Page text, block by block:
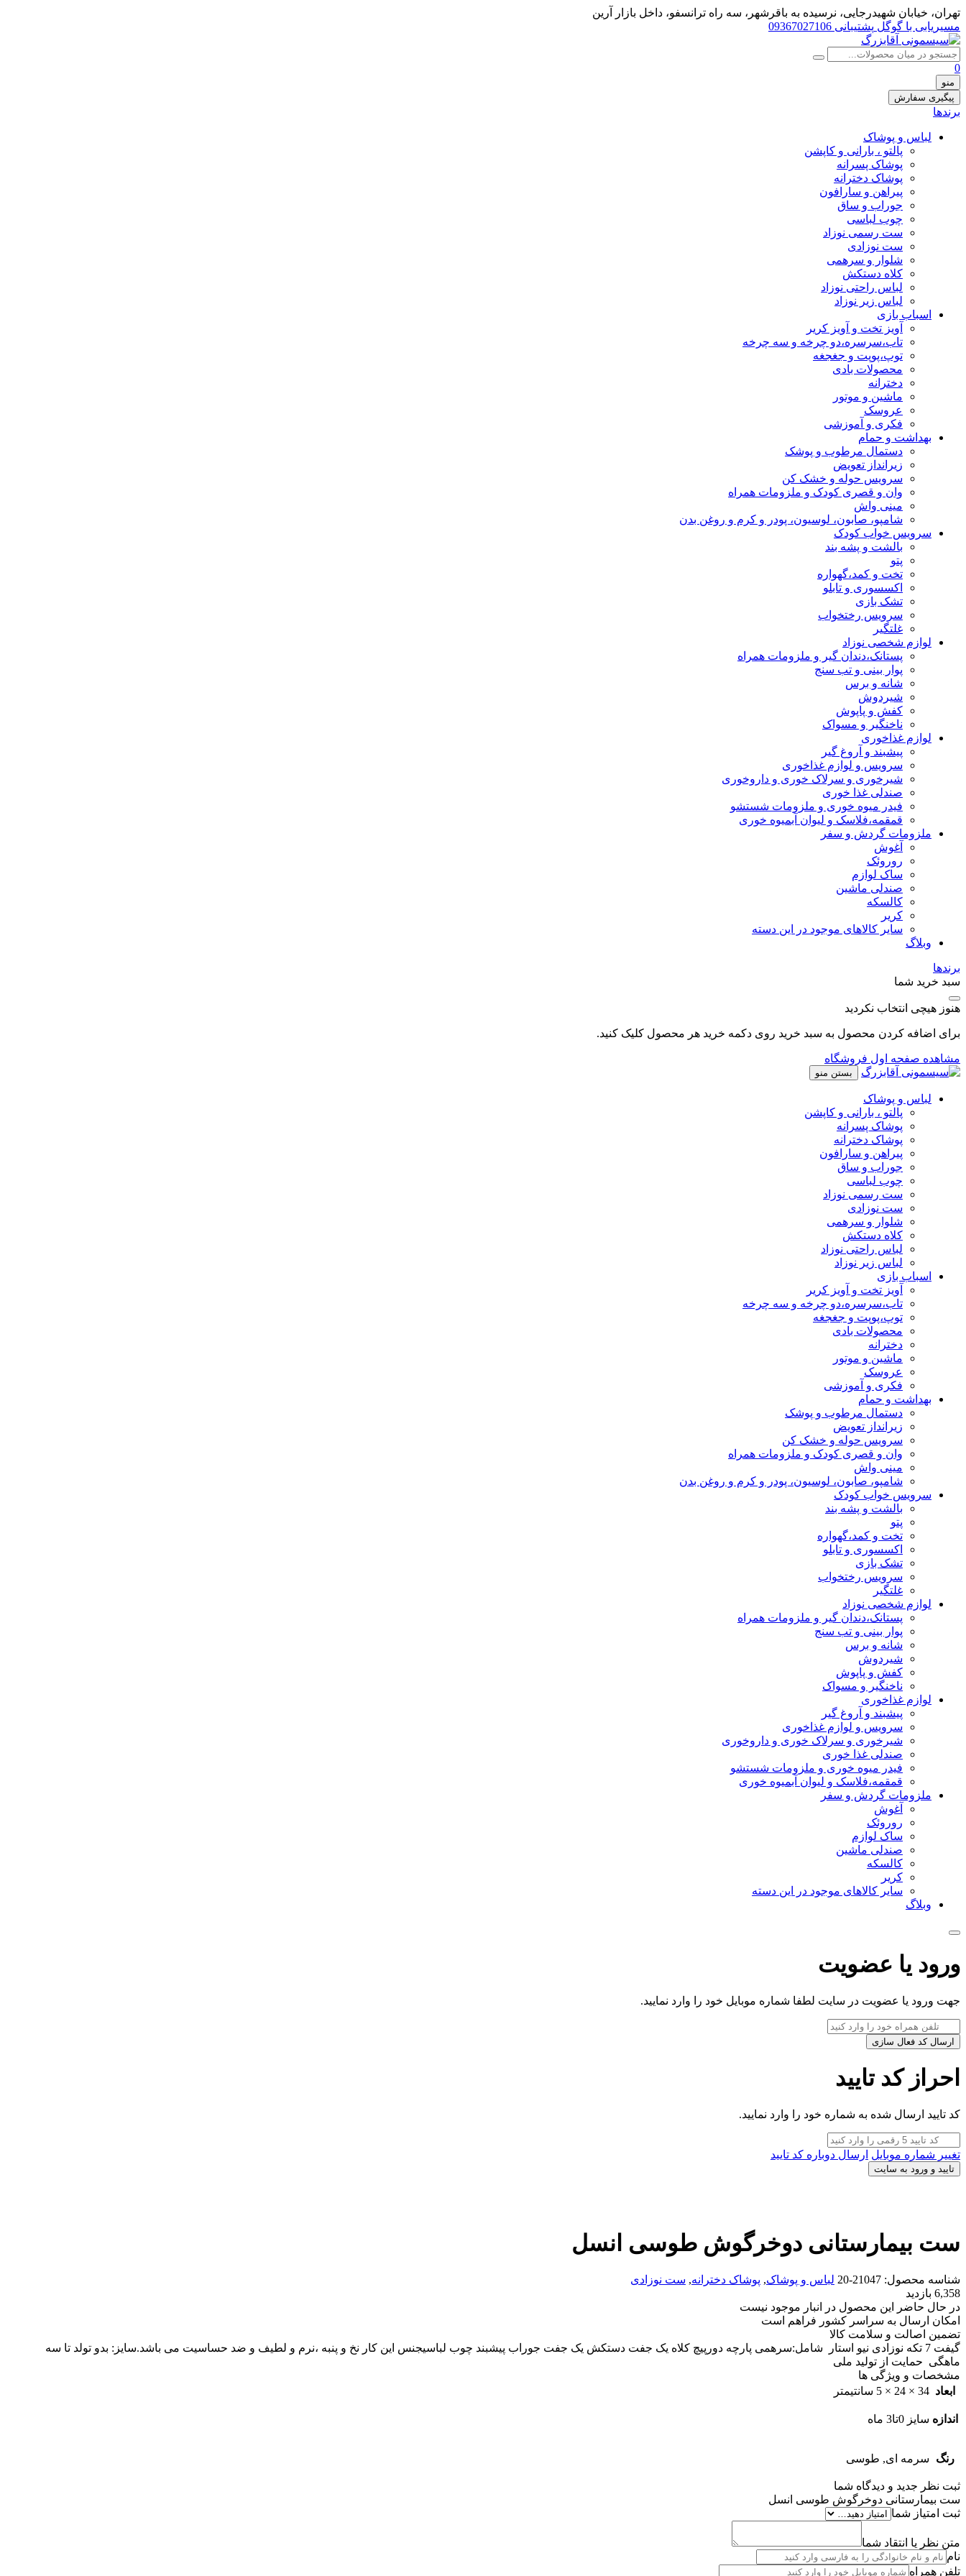
تهران، خيابان شهيدرجايى، نرسیده به باقرشهر، سه راه ترانسفو، داخل بازار آرین
مسیریابی با گوگل پشتیبانی 09367027106
0
منو
پیگیری سفارش
برندها
لباس و پوشاک
پالتو ، بارانی و کاپشن
پوشاک پسرانه
پوشاک دخترانه
پیراهن و سارافون
جوراب و ساق
چوب لباسی
ست رسمی نوزاد
ست نوزادی
شلوار و سرهمی
کلاه دستکش
لباس راحتی نوزاد
لباس زیر نوزاد
اسباب بازی
آویز تخت و آویز کریر
تاب،سرسره،دو چرخه و سه چرخه
توپ،پوپت و جغجغه
محصولات بادی
دخترانه
ماشین و موتور
عروسک
فکری و آموزشی
بهداشت و حمام
دستمال مرطوب و پوشک
زیرانداز تعویض
سرویس حوله و خشک کن
وان و قصری کودک و ملزومات همراه
مینی واش
شامپو، صابون، لوسیون، پودر و کرم و روغن بدن
سرویس خواب کودک
بالشت و پشه بند
پتو
تخت و کمد،گهواره
اکسسوری و تابلو
تشک بازی
سرویس رختخواب
غلتگیر
لوازم شخصی نوزاد
پستانک،دندان گیر و ملزومات همراه
پوار بینی و تب سنج
شانه و برس
شیردوش
کفش و پاپوش
ناخنگیر و مسواک
لوازم غذاخوری
پیشبند و آروغ گیر
سرویس و لوازم غذاخوری
شیرخوری و سرلاک خوری و داروخوری
صندلی غذا خوری
فیدر میوه خوری و ملزومات شستشو
قمقمه،فلاسک و لیوان آبمیوه خوری
ملزومات گردش و سفر
آغوش
روروئک
ساک لوازم
صندلی ماشین
کالسکه
کریر
سایر کالاهای موجود در این دسته
وبلاگ
برندها
سبد خرید شما
هنوز هیچی انتخاب نکردید
برای اضافه کردن محصول به سبد خرید روی دکمه خرید هر محصول کلیک کنید.
مشاهده صفحه اول فروشگاه
بستن منو
لباس و پوشاک
پالتو ، بارانی و کاپشن
پوشاک پسرانه
پوشاک دخترانه
پیراهن و سارافون
جوراب و ساق
چوب لباسی
ست رسمی نوزاد
ست نوزادی
شلوار و سرهمی
کلاه دستکش
لباس راحتی نوزاد
لباس زیر نوزاد
اسباب بازی
آویز تخت و آویز کریر
تاب،سرسره،دو چرخه و سه چرخه
توپ،پوپت و جغجغه
محصولات بادی
دخترانه
ماشین و موتور
عروسک
فکری و آموزشی
بهداشت و حمام
دستمال مرطوب و پوشک
زیرانداز تعویض
سرویس حوله و خشک کن
وان و قصری کودک و ملزومات همراه
مینی واش
شامپو، صابون، لوسیون، پودر و کرم و روغن بدن
سرویس خواب کودک
بالشت و پشه بند
پتو
تخت و کمد،گهواره
اکسسوری و تابلو
تشک بازی
سرویس رختخواب
غلتگیر
لوازم شخصی نوزاد
پستانک،دندان گیر و ملزومات همراه
پوار بینی و تب سنج
شانه و برس
شیردوش
کفش و پاپوش
ناخنگیر و مسواک
لوازم غذاخوری
پیشبند و آروغ گیر
سرویس و لوازم غذاخوری
شیرخوری و سرلاک خوری و داروخوری
صندلی غذا خوری
فیدر میوه خوری و ملزومات شستشو
قمقمه،فلاسک و لیوان آبمیوه خوری
ملزومات گردش و سفر
آغوش
روروئک
ساک لوازم
صندلی ماشین
کالسکه
کریر
سایر کالاهای موجود در این دسته
وبلاگ
ورود یا عضویت
جهت ورود یا عضویت در سایت لطفا شماره موبایل خود را وارد نمایید.
ارسال کد فعال سازی
احراز کد تایید
کد تایید ارسال شده به شماره خود را وارد نمایید.
تغییر شماره موبایل ارسال دوباره کد تایید
تایید و ورود به سایت
ست بیمارستانی دوخرگوش طوسی انسل
شناسه محصول: 21047-20 لباس و پوشاک, پوشاک دخترانه, ست نوزادی
6,358 بازدید
در حال حاضر این محصول در انبار موجود نیست
امکان ارسال به سراسر کشور فراهم است
تضمین اصالت و سلامت کالا
گیفت 7 تکه نوزادی نیو استار شامل:سرهمی پارچه دورپیچ کلاه یک جفت دستکش یک جفت جوراب پیشبند چوب لباسیجنس این کار نخ و پنبه ،نرم و لطیف و ضد حساسیت می باشد.سایز: بدو تولد تا سه
ماهگی حمایت از تولید ملی
مشخصات و ویژگی ها
ابعاد 34 × 24 × 5 سانتیمتر
اندازه سایز 0تا3 ماه
رنگ سرمه ای, طوسی
ثبت نظر جدید و دیدگاه شما
ست بیمارستانی دوخرگوش طوسی انسل
ثبت امتیاز شما
متن نظر یا انتقاد شما
نام
تلفن همراه